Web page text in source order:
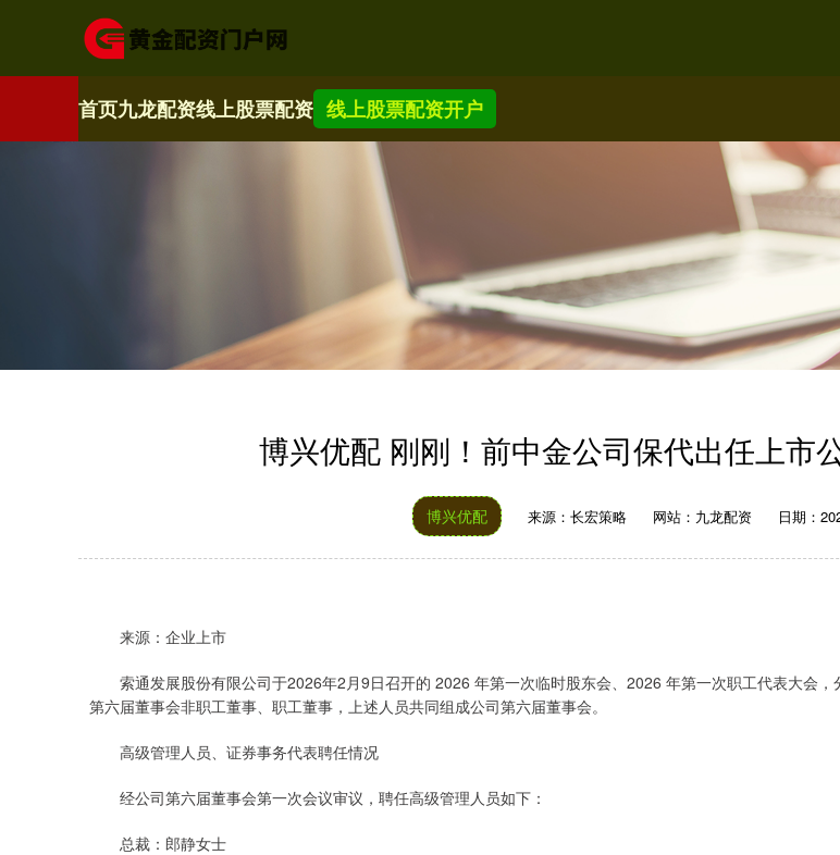
首页九龙配资线上股票配资 线上股票配资开户
博兴优配 刚刚！前中金公司保代出任上市
博兴优配 来源：长宏策略 网站：九龙配资 日期：
来源：企业上市
索通发展股份有限公司于2026年2月9日召开的 2026 年第一次临时股东会、2026 年第一次职工代表大会，
第六届董事会非职工董事、职工董事，上述人员共同组成公司第六届董事会。
高级管理人员、证券事务代表聘任情况
经公司第六届董事会第一次会议审议，聘任高级管理人员如下：
总裁：郎静女士